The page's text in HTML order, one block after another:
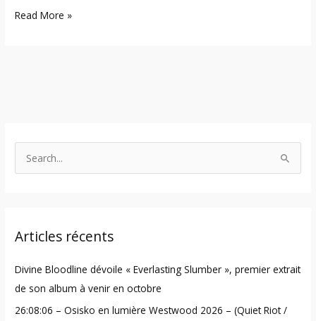
Read More »
c
f
o
r
Articles récents
Divine Bloodline dévoile « Everlasting Slumber », premier extrait
de son album à venir en octobre
26:08:06 – Osisko en lumière Westwood 2026 – (Quiet Riot /